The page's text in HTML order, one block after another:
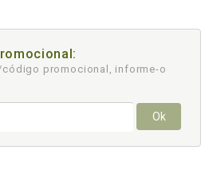
promocional, informe-o
Ok